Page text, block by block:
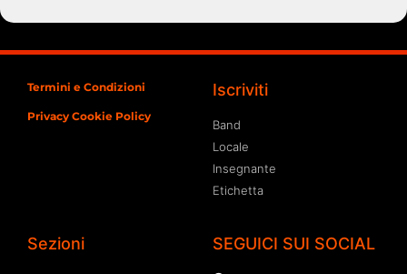
Termini e Condizioni
Privacy Cookie Policy
Iscriviti
Band
Locale
Insegnante
Etichetta
Sezioni SEGUICI SUI SOCIAL